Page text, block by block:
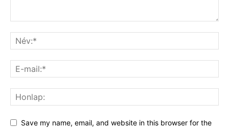
Save my name, email, and website in this browser for the